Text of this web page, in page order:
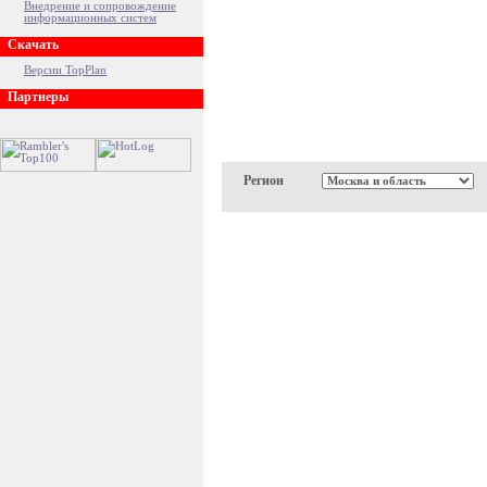
Внедрение и сопровождение
информационных систем
Скачать
Версии TopPlan
Партнеры
Регион